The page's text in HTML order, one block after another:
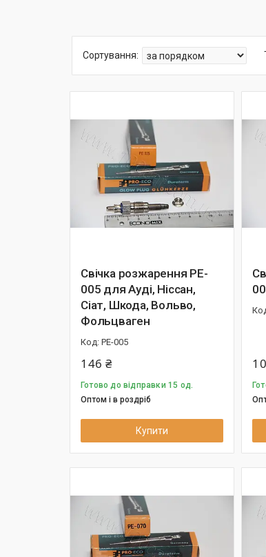
Свічка розжарення PE-
005 для Ауді, Ніссан,
Сіат, Шкода, Вольво,
Фольцваген
PE-005
146 ₴
Готово до відправки 15 од.
Оптом і в роздріб
Купити